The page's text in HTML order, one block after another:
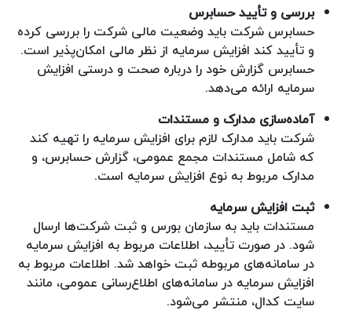
بررسی و تأیید حسابرس
حسابرس شرکت باید وضعیت مالی شرکت را بررسی کرده
و تأیید کند افزایش سرمایه از نظر مالی امکان‌پذیر است.
حسابرس گزارش خود را درباره صحت و درستی افزایش
سرمایه ارائه می‌دهد.
آماده‌سازی مدارک و مستندات
شرکت باید مدارک لازم برای افزایش سرمایه را تهیه کند
که شامل مستندات مجمع عمومی، گزارش حسابرس، و
مدارک مربوط به نوع افزایش سرمایه است.
ثبت افزایش سرمایه
مستندات باید به سازمان بورس و ثبت شرکت‌ها ارسال
شود. در صورت تأیید، اطلاعات مربوط به افزایش سرمایه
در سامانه‌های مربوطه ثبت خواهد شد. اطلاعات مربوط به
افزایش سرمایه در سامانه‌های اطلاع‌رسانی عمومی، مانند
سایت کدال، منتشر می‌شود.